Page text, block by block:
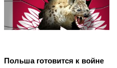
Польша готовится к войне